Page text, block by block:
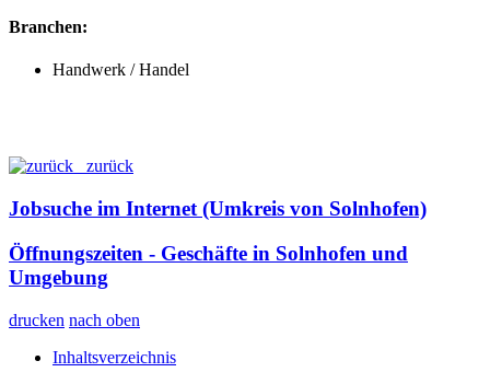
Branchen:
Handwerk / Handel
zurück
Jobsuche im Internet (Umkreis von Solnhofen)
Öffnungszeiten - Geschäfte in Solnhofen und
Umgebung
drucken nach oben
Inhaltsverzeichnis